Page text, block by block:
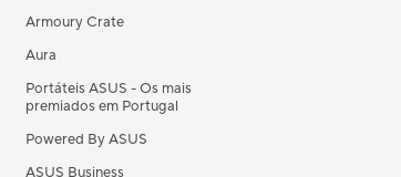
Armoury Crate
Aura
Portáteis ASUS - Os mais
premiados em Portugal
Powered By ASUS
ASUS Business